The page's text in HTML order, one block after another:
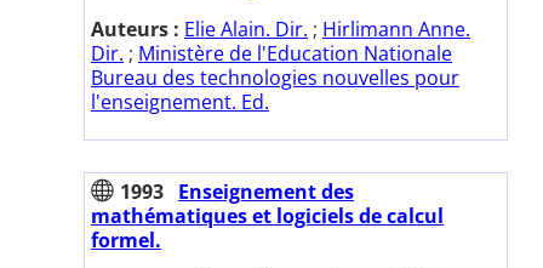
Auteurs : Elie Alain. Dir. ; Hirlimann Anne.
Dir. ; Ministère de l'Education Nationale
Bureau des technologies nouvelles pour
l'enseignement. Ed.
1993 Enseignement des
mathématiques et logiciels de calcul
formel.